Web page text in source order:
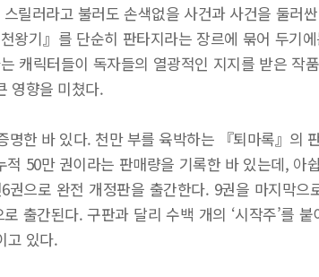
릴러라고 불러도 손색없을 사건과 사건을 둘
왕기』를 단순히 판타지라는 장르에 묶어 두기
캐릭터들이 독자들의 열광적인 지지를 받은
영향을 미쳤다.
한 바 있다. 천만 부를 육박하는 『퇴마록』의
50만 권이라는 판매량을 기록한 바 있는데,
으로 완전 개정판을 출간한다. 9권을 마지막
출간된다. 구판과 달리 수백 개의 ‘시작주’를
고 있다.